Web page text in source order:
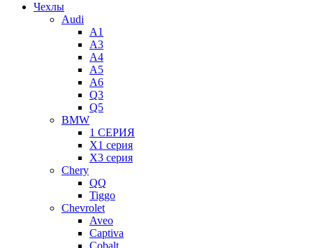
Чехлы
Audi
A1
A3
A4
A5
A6
Q3
Q5
BMW
1 СЕРИЯ
X1 серия
X3 серия
Chery
QQ
Tiggo
Chevrolet
Aveo
Captiva
Cobalt